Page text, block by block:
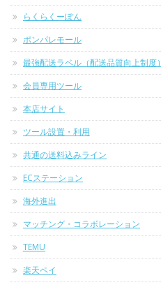
らくらくーぽん
ポンパレモール
最強配送ラベル（配送品質向上制度）
会員専用ツール
本店サイト
ツール設置・利用
共通の送料込みライン
ECステーション
海外進出
マッチング・コラボレーション
TEMU
楽天ペイ